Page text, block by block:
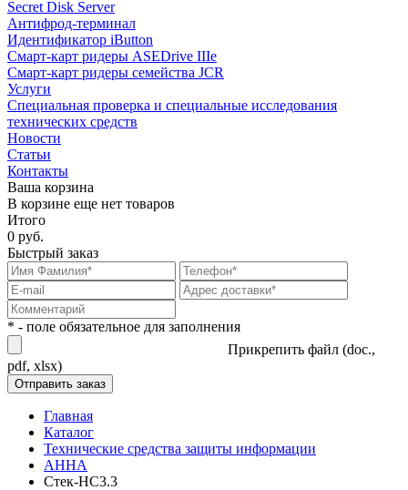
Secret Disk Server
Антифрод-терминал
Идентификатор iButton
Смарт-карт ридеры ASEDrive IIIe
Смарт-карт ридеры семейства JCR
Услуги
Специальная проверка и специальные исследования
технических средств
Новости
Статьи
Контакты
Ваша корзина
В корзине еще нет товаров
Итого
0 руб.
Быстрый заказ
* - поле обязательное для заполнения
Прикрепить файл (doc.,
pdf, xlsx)
Главная
Каталог
Технические средства защиты информации
АННА
Стек-НС3.3